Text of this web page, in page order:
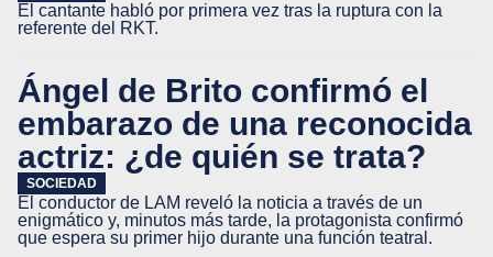
El cantante habló por primera vez tras la ruptura con la
referente del RKT.
Ángel de Brito confirmó el
embarazo de una reconocida
actriz: ¿de quién se trata?
SOCIEDAD
El conductor de LAM reveló la noticia a través de un
enigmático y, minutos más tarde, la protagonista confirmó
que espera su primer hijo durante una función teatral.